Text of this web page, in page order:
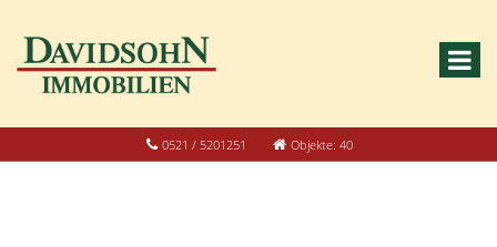
0521 / 5201251 Objekte: 40